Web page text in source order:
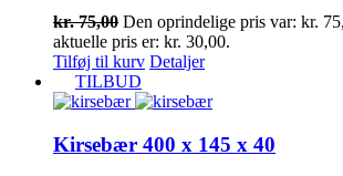
kr.75,00 Den oprindelige pris var: kr.
aktuelle pris er: kr. 30,00.
Tilføj til kurv Detaljer
TILBUD
Kirsebær 400 x 145 x 40